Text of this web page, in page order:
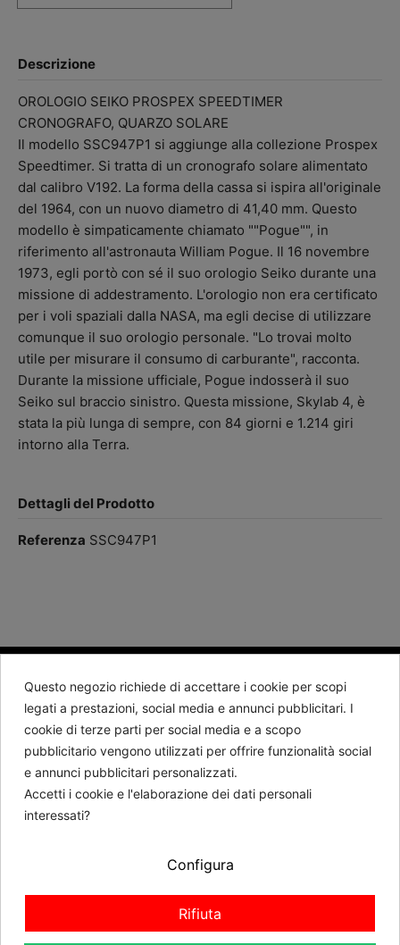
Descrizione
OROLOGIO SEIKO PROSPEX SPEEDTIMER
CRONOGRAFO, QUARZO SOLARE
Il modello SSC947P1 si aggiunge alla collezione Prospex
Speedtimer. Si tratta di un cronografo solare alimentato
dal calibro V192. La forma della cassa si ispira all'originale
del 1964, con un nuovo diametro di 41,40 mm. Questo
modello è simpaticamente chiamato ""Pogue"", in
riferimento all'astronauta William Pogue. Il 16 novembre
1973, egli portò con sé il suo orologio Seiko durante una
missione di addestramento. L'orologio non era certificato
per i voli spaziali dalla NASA, ma egli decise di utilizzare
comunque il suo orologio personale. "Lo trovai molto
utile per misurare il consumo di carburante", racconta.
Durante la missione ufficiale, Pogue indosserà il suo
Seiko sul braccio sinistro. Questa missione, Skylab 4, è
stata la più lunga di sempre, con 84 giorni e 1.214 giri
intorno alla Terra.
Dettagli del Prodotto
Referenza SSC947P1
BARTORELLI 1882
Contattaci
Seguici
Newsletter
RICHIEDI REVOCA
Questo negozio richiede di accettare i cookie per scopi
legati a prestazioni, social media e annunci pubblicitari. I
cookie di terze parti per social media e a scopo
pubblicitario vengono utilizzati per offrire funzionalità social
e annunci pubblicitari personalizzati.
Accetti i cookie e l'elaborazione dei dati personali
interessati?
Configura
Rifiuta